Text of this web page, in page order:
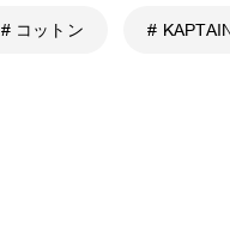
# コットン #